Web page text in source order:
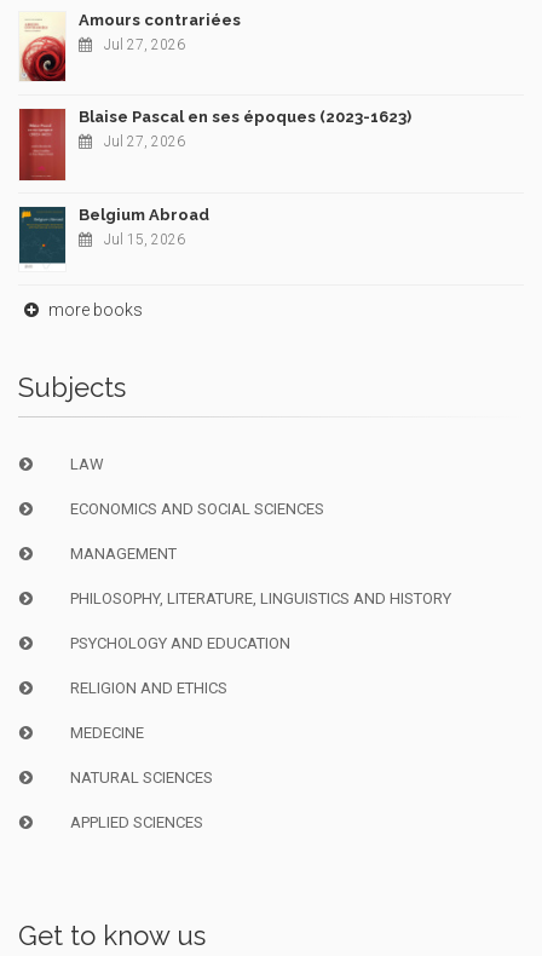
Amours contrariées
Jul 27, 2026
Blaise Pascal en ses époques (2023-1623)
Jul 27, 2026
Belgium Abroad
Jul 15, 2026
more books
Subjects
LAW
ECONOMICS AND SOCIAL SCIENCES
MANAGEMENT
PHILOSOPHY, LITERATURE, LINGUISTICS AND HISTORY
PSYCHOLOGY AND EDUCATION
RELIGION AND ETHICS
MEDECINE
NATURAL SCIENCES
APPLIED SCIENCES
Get to know us